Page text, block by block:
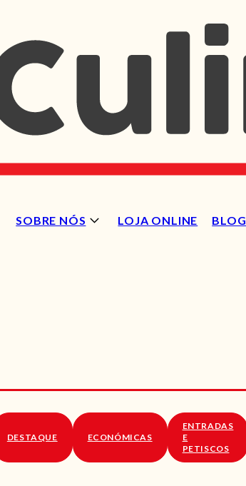
SOBRE NÓS LOJA ONLINE BLOG
SOBRE NÓS
DESTAQUE ECONÓMICAS
ENTRADAS
E
PETISCOS